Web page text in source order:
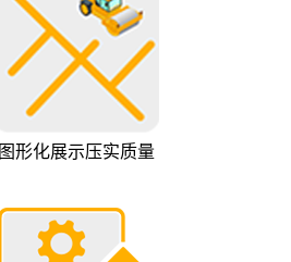
图形化展示压实质量